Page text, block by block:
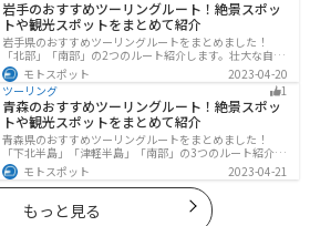
してください。
岩手のおすすめツーリングルート！絶景スポッ
トや観光スポットをまとめて紹介
岩手県のおすすめツーリングルートをまとめました！
「北部」「南部」の2つのルート紹介します。壮大な自然
や歴史的な観光スポットが多く存在するので楽しめま
す。バイクで岩手県にツーリングに行く際は参考にして
ください。
モトスポット
2023-04-20
ツーリング
1
青森のおすすめツーリングルート！絶景スポッ
トや観光スポットをまとめて紹介
青森県のおすすめツーリングルートをまとめました！
「下北半島」「津軽半島」「南部」の3つのルート紹介し
ます。自然に恵まれた風光明媚な景色や歴史文化に触れ
られる観光スポットが多くあります。バイクで青森県に
ツーリングに行く際は参考にしてください。
モトスポット 2023-04-21
もっと見る